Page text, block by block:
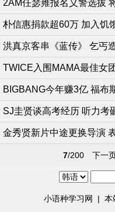
2AM任瑟雍报名义警选拔
朴信惠捐款超60万 加入饥
洪真京客串《蓝传》 乞丐
TWICE入围MAMA最佳女
BIGBANG今年赚3亿 福布
SJ圭贤谈高考经历 听力考
金秀贤新片中途更换导演
7/200 下一
小语种学习网 | 本